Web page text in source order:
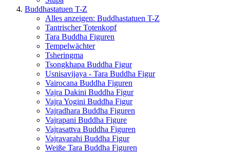
Buddhastatuen T-Z
Alles anzeigen: Buddhastatuen T-Z
Tantrischer Totenkopf
Tara Buddha Figuren
Tempelwächter
Tsheringma
Tsongkhapa Buddha Figur
Usnisavijaya - Tara Buddha Figur
Vairocana Buddha Figuren
Vajra Dakini Buddha Figur
Vajra Yogini Buddha Figur
Vajradhara Buddha Figuren
Vajrapani Buddha Figure
Vajrasattva Buddha Figuren
Vajravarahi Buddha Figur
Weiße Tara Buddha Figuren